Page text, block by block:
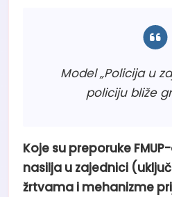
Model „Policija u
policiju bliže
Koje su preporuke
nasilja u zajednici
žrtvama i mehanizme